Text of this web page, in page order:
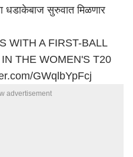
धडाकेबाज सुरुवात मिळणार
WITH A FIRST-BALL
THE WOMEN'S T20
GWqlbYpFcj
advertisement